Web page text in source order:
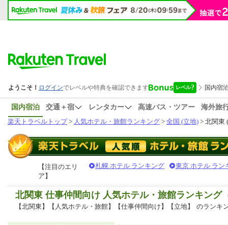
国内宿泊 交通＋宿 レンタカー 高速バス・ツアー
海外旅
楽天トラベルトップ> 人気ホテル・旅館ランキング > 全国 (立地) > 北関東
【注目のエリ
ア】
札幌 ホテル ランキング 東京 ホテル ラン
北関東 仕事仲間向け 人気ホテル・旅館ランキング
【北関東】【人気ホテル・旅館】【仕事仲間向け】【立地】 のランキ